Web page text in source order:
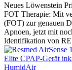
Neues Löwenstein
FOT Therapie: Mit
(FOT) zur genauen
Apnoen, jetzt mit
Identifikation von